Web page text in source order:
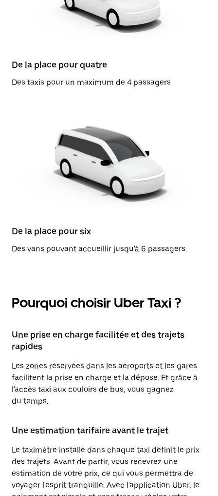
De la place pour quatre
Des taxis pour un maximum de 4 passagers
De la place pour six
Des vans pouvant accueillir jusqu'à 6 passagers.
Pourquoi choisir Uber Taxi ?
Une prise en charge facilitée et des trajets
rapides
Les zones réservées dans les aéroports et les gares
facilitent la prise en charge et la dépose. Et grâce à
l'accès taxi aux couloirs de bus, vous gagnez
du temps.
Une estimation tarifaire avant le trajet
Le taximètre installé dans chaque taxi définit le prix
des trajets. Avant de partir, vous recevrez une
estimation de votre prix, ce qui vous permettra de
voyager l'esprit tranquille. Avec l'application Uber, le